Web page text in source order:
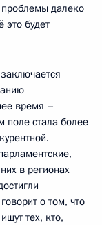
проблемы далеко
будет
время –
поле стала более
в регионах
о том, что
тех, кто,